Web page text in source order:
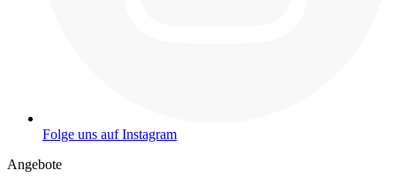
Folge uns auf Instagram
Angebote